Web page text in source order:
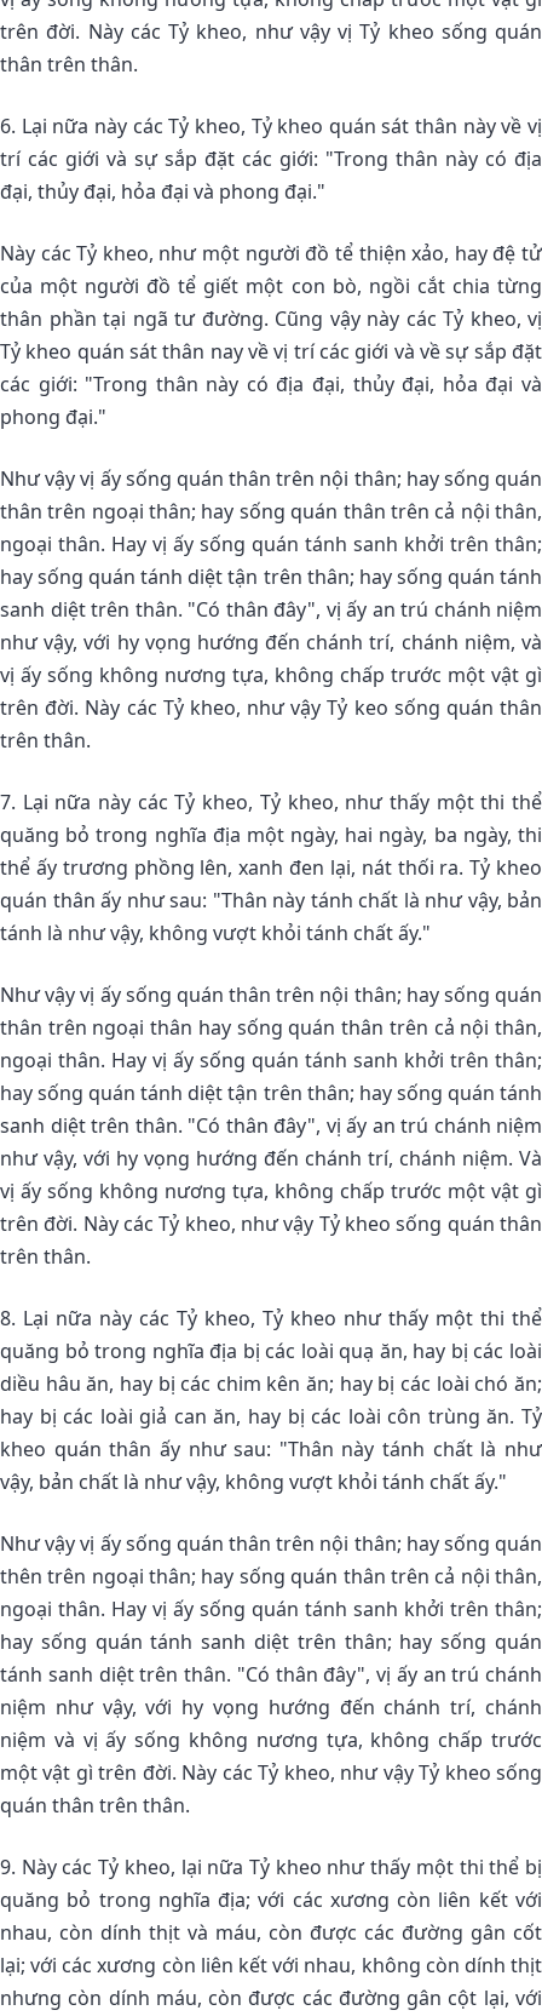
trên đời. Này các Tỷ kheo, như vậy vị Tỷ kheo sống quán
thân trên thân.
6. Lại nữa này các Tỷ kheo, Tỷ kheo quán sát thân này về vị
trí các giới và sự sắp đặt các giới: "Trong thân này có địa
đại, thủy đại, hỏa đại và phong đại."
Này các Tỷ kheo, như một người đồ tể thiện xảo, hay đệ tử
của một người đồ tể giết một con bò, ngồi cắt chia từng
thân phần tại ngã tư đường. Cũng vậy này các Tỷ kheo, vị
Tỷ kheo quán sát thân nay về vị trí các giới và về sự sắp đặt
các giới: "Trong thân này có địa đại, thủy đại, hỏa đại và
phong đại."
Như vậy vị ấy sống quán thân trên nội thân; hay sống quán
thân trên ngoại thân; hay sống quán thân trên cả nội thân,
ngoại thân. Hay vị ấy sống quán tánh sanh khởi trên thân;
hay sống quán tánh diệt tận trên thân; hay sống quán tánh
sanh diệt trên thân. "Có thân đây", vị ấy an trú chánh niệm
như vậy, với hy vọng hướng đến chánh trí, chánh niệm, và
vị ấy sống không nương tựa, không chấp trước một vật gì
trên đời. Này các Tỷ kheo, như vậy Tỷ keo sống quán thân
trên thân.
7. Lại nữa này các Tỷ kheo, Tỷ kheo, như thấy một thi thể
quăng bỏ trong nghĩa địa một ngày, hai ngày, ba ngày, thi
thể ấy trương phồng lên, xanh đen lại, nát thối ra. Tỷ kheo
quán thân ấy như sau: "Thân này tánh chất là như vậy, bản
tánh là như vậy, không vượt khỏi tánh chất ấy."
Như vậy vị ấy sống quán thân trên nội thân; hay sống quán
thân trên ngoại thân hay sống quán thân trên cả nội thân,
ngoại thân. Hay vị ấy sống quán tánh sanh khởi trên thân;
hay sống quán tánh diệt tận trên thân; hay sống quán tánh
sanh diệt trên thân. "Có thân đây", vị ấy an trú chánh niệm
như vậy, với hy vọng hướng đến chánh trí, chánh niệm. Và
vị ấy sống không nương tựa, không chấp trước một vật gì
trên đời. Này các Tỷ kheo, như vậy Tỷ kheo sống quán thân
trên thân.
8. Lại nữa này các Tỷ kheo, Tỷ kheo như thấy một thi thể
quăng bỏ trong nghĩa địa bị các loài quạ ăn, hay bị các loài
diều hâu ăn, hay bị các chim kên ăn; hay bị các loài chó ăn;
hay bị các loài giả can ăn, hay bị các loài côn trùng ăn. Tỷ
kheo quán thân ấy như sau: "Thân này tánh chất là như
vậy, bản chất là như vậy, không vượt khỏi tánh chất ấy."
Như vậy vị ấy sống quán thân trên nội thân; hay sống quán
thên trên ngoại thân; hay sống quán thân trên cả nội thân,
ngoại thân. Hay vị ấy sống quán tánh sanh khởi trên thân;
hay sống quán tánh sanh diệt trên thân; hay sống quán
tánh sanh diệt trên thân. "Có thân đây", vị ấy an trú chánh
niệm như vậy, với hy vọng hướng đến chánh trí, chánh
niệm và vị ấy sống không nương tựa, không chấp trước
một vật gì trên đời. Này các Tỷ kheo, như vậy Tỷ kheo sống
quán thân trên thân.
9. Này các Tỷ kheo, lại nữa Tỷ kheo như thấy một thi thể bị
quăng bỏ trong nghĩa địa; với các xương còn liên kết với
nhau, còn dính thịt và máu, còn được các đường gân cốt
lại; với các xương còn liên kết với nhau, không còn dính thịt
nhưng còn dính máu, còn được các đường gân cột lại, với